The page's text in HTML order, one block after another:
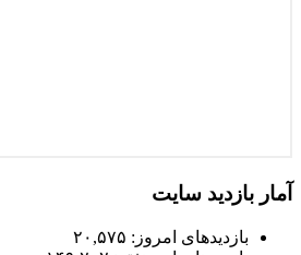
آمار بازدید سایت
بازدیدهای امروز: ۲۰,۵۷۵